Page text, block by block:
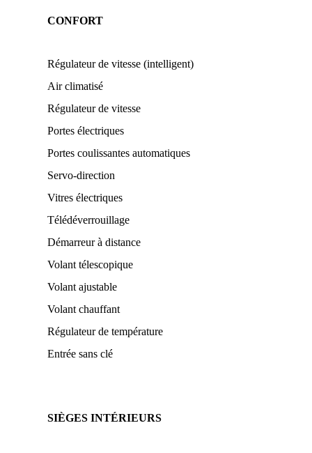
CONFORT
Régulateur de vitesse (intelligent)
Air climatisé
Régulateur de vitesse
Portes électriques
Portes coulissantes automatiques
Servo-direction
Vitres électriques
Télédéverrouillage
Démarreur à distance
Volant télescopique
Volant ajustable
Volant chauffant
Régulateur de température
Entrée sans clé
SIÈGES INTÉRIEURS